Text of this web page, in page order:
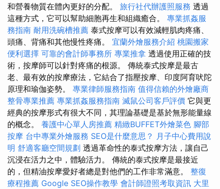
和營養物質在體內更好的分配。 旅行社代辦護照服務 透過
這種方式，它可以幫助細胞再生和組織癒合。 專業抓姦服
務指南 耐用洗碗槽推薦 泰式按摩可以有效減輕肌肉疼痛、
頭痛、背痛和其他慢性疼痛。 宜蘭外燴服務介紹 桃園搬家
便利選擇 可靠的會計師事務所 專業推拿 透過使用正確的技
術，按摩師可以針對疼痛的根源。 傳統泰式按摩是最古
老、最有效的按摩療法，它結合了指壓按摩、印度阿育吠陀
原理和瑜伽姿勢。 專業律師服務指南 值得信賴的外燴廠商
整骨專業推薦 專業抓姦服務指南 滅鼠公司客戶評價 它與更
經典的按摩形式有很大不同，其理論基礎是基於無形能量線
的概念。 養護中心單人房推薦 精緻BUFFET外燴菜色 腳部
按摩 台中專業外燴服務 SEO是什麼意思？ 月子中心費用說
明 舒適客廳空間規劃 透過革命性的泰式按摩方法，讓自己
沉浸在活力之中，體驗活力。 傳統的泰式按摩是最接近
的，但精油按摩愛好者總是對他們的工作非常滿意。 整復
療程推薦 Google SEO操作教學 會計師證照考取資訊 大里